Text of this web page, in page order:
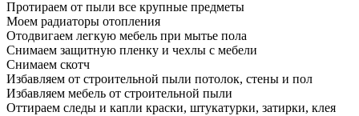
Протираем от пыли все крупные предметы
Моем радиаторы отопления
Отодвигаем легкую мебель при мытье пола
Снимаем защитную пленку и чехлы с мебели
Снимаем скотч
Избавляем от строительной пыли потолок, стены и пол
Избавляем мебель от строительной пыли
Оттираем следы и капли краски, штукатурки, затирки, клея